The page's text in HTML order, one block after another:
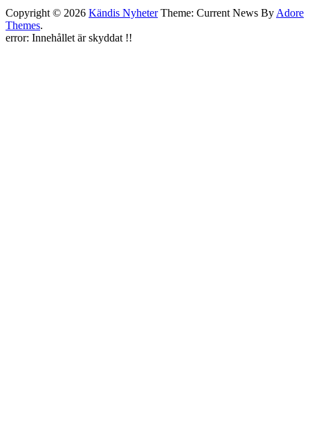
Copyright © 2026 Kändis NyheterTheme: Current News By Adore
Themes.
error: Innehållet är skyddat !!